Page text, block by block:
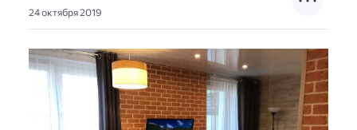
24 октября 2019